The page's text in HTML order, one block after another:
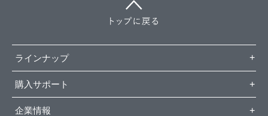
ラインナップ
購入サポート
企業情報